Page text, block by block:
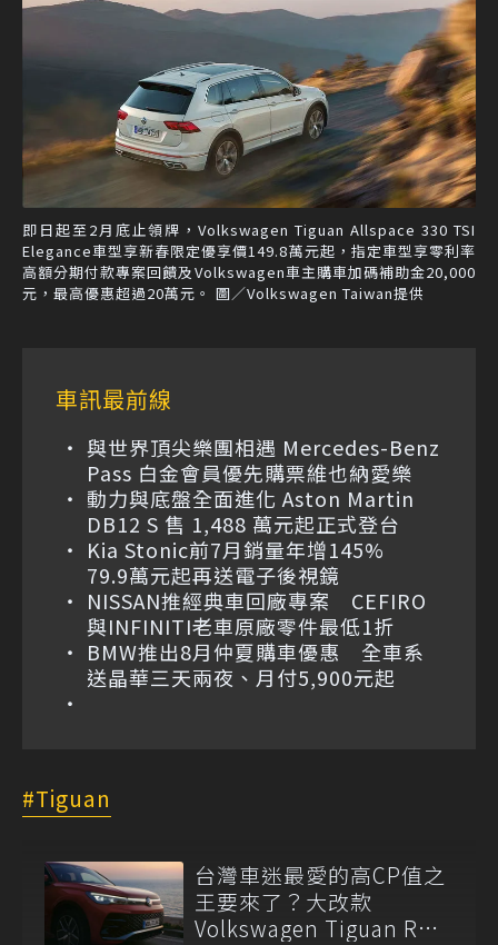
即日起至2月底止領牌，Volkswagen Tiguan Allspace 330 TSI
Elegance車型享新春限定優享價149.8萬元起，指定車型享零利率
高額分期付款專案回饋及Volkswagen車主購車加碼補助金20,000
元，最高優惠超過20萬元。 圖／Volkswagen Taiwan提供
車訊最前線
與世界頂尖樂團相遇 Mercedes-Benz
Pass 白金會員優先購票維也納愛樂
動力與底盤全面進化 Aston Martin
DB12 S 售 1,488 萬元起正式登台
Kia Stonic前7月銷量年增145%
79.9萬元起再送電子後視鏡
NISSAN推經典車回廠專案 CEFIRO
與INFINITI老車原廠零件最低1折
BMW推出8月仲夏購車優惠 全車系
送晶華三天兩夜、月付5,900元起
Tiguan
台灣車迷最愛的高CP值之
王要來了？大改款
Volkswagen Tiguan R路